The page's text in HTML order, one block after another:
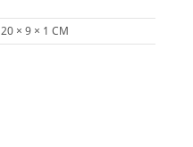
20 × 9 × 1 CM